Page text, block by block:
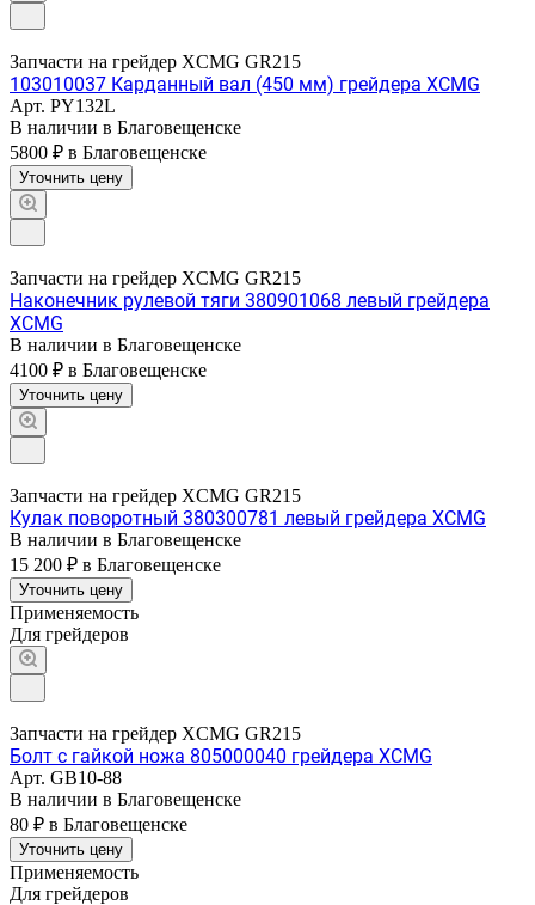
Запчасти на грейдер XCMG GR215
103010037 Карданный вал (450 мм) грейдера XCMG
Арт. PY132L
В наличии в Благовещенске
5800 ₽ в Благовещенске
Уточнить цену
Запчасти на грейдер XCMG GR215
Наконечник рулевой тяги 380901068 левый грейдера
XCMG
В наличии в Благовещенске
4100 ₽ в Благовещенске
Уточнить цену
Запчасти на грейдер XCMG GR215
Кулак поворотный 380300781 левый грейдера XCMG
В наличии в Благовещенске
15 200 ₽ в Благовещенске
Уточнить цену
Применяемость
Для грейдеров
Запчасти на грейдер XCMG GR215
Болт с гайкой ножа 805000040 грейдера XCMG
Арт. GB10-88
В наличии в Благовещенске
80 ₽ в Благовещенске
Уточнить цену
Применяемость
Для грейдеров